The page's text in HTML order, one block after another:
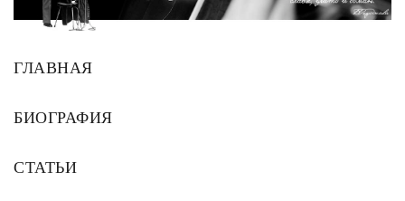
ГЛАВНАЯ
БИОГРАФИЯ
СТАТЬИ